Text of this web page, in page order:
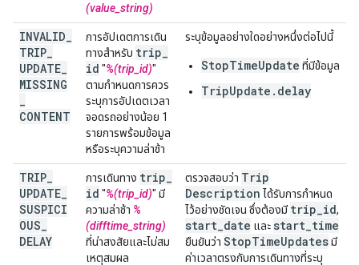
(value_string)
INVALID
TRIP
UPDATE
MISSING
CONTENT
การอัปเดตการเดิน
ทางสำหรับ trip
id "%(trip_id)"
ตามกำหนดการควร
ระบุการอัปเดตเวลา
จอดรถอย่างน้อย 1
รายการพร้อมข้อมูล
หรือระบุความล่าช้า
ระบุข้อมูลอย่างใดอย่างหนึ่งต่อไปนี้
StopTimeUpdate ที่มีข้อมูล
TripUpdate.delay
TRIP
UPDATE
SUSPICI
OUS
DELAY
การเดินทาง trip
id "%(trip_id)" มี
ความล่าช้า %
(difftime_string)
ที่น่าสงสัยและไม่สม
เหตุสมผล
ตรวจสอบว่า Trip
Description ได้รับการกําหนด
ไว้อย่างชัดเจน ซึ่งต้องมี trip id,
start date และ start time
ยืนยันว่า StopTimeUpdatesมี
ค่าเวลาตรงกับการเดินทางที่ระบุ